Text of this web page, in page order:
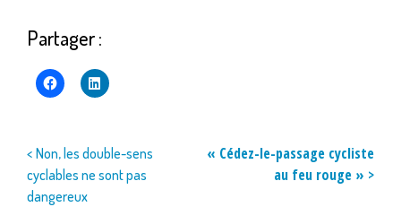
Partager :
Navigation
de
< Non, les double-sens
cyclables ne sont pas
dangereux
« Cédez-le-passage cycliste
au feu rouge » >